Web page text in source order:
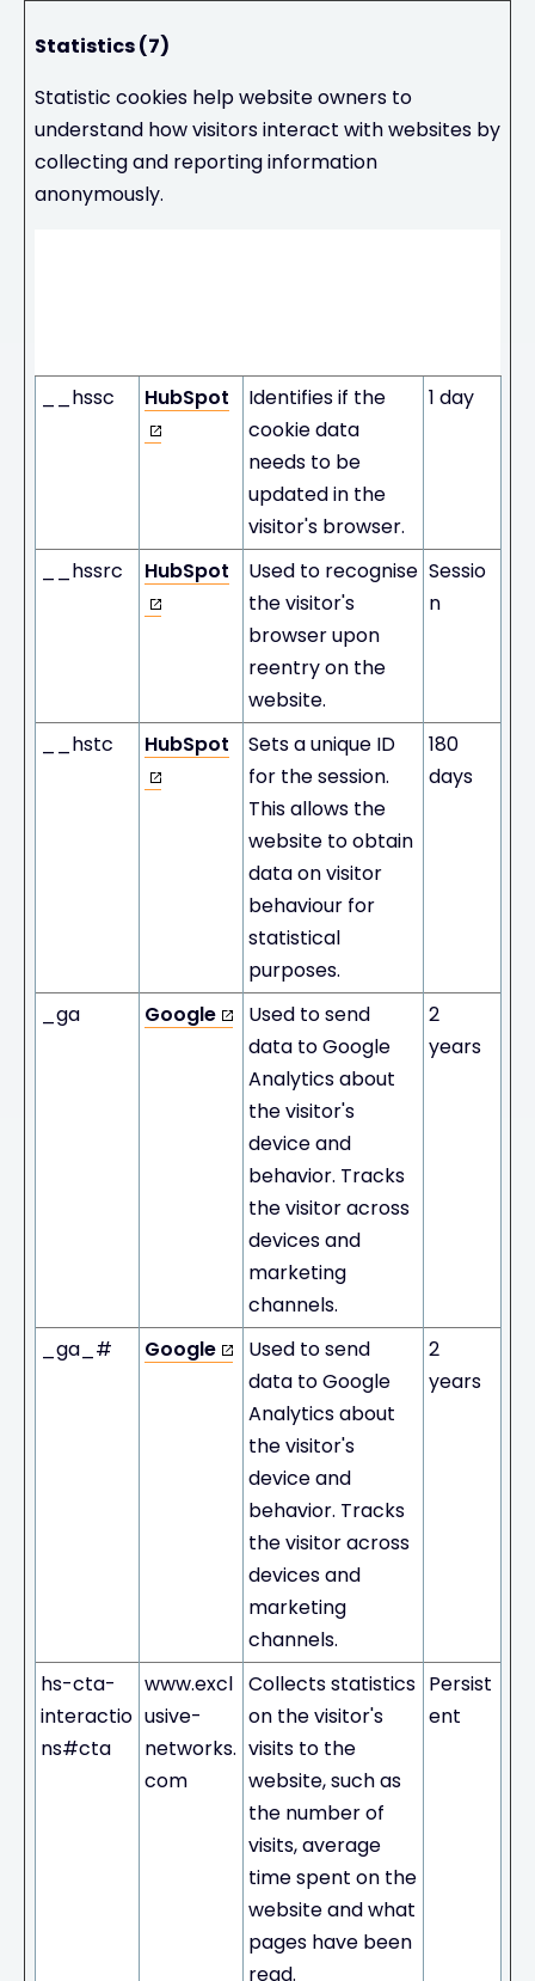
Statistics (7)
Statistic cookies help website owners to
understand how visitors interact with websites by
collecting and reporting information
anonymously.
__hssc
HubSpot
Identifies if the
cookie data
needs to be
updated in the
visitor's browser.
1 day
__hssrc HubSpot
Used to recognise
the visitor's
browser upon
reentry on the
website.
Sessio
n
__hstc HubSpot
Sets a unique ID
for the session.
This allows the
website to obtain
data on visitor
behaviour for
statistical
purposes.
180
days
_ga Google
Used to send
data to Google
Analytics about
the visitor's
device and
behavior. Tracks
the visitor across
devices and
marketing
channels.
2
years
_ga_# Google
Used to send
data to Google
Analytics about
the visitor's
device and
behavior. Tracks
the visitor across
devices and
marketing
channels.
2
years
hs-cta-
interactio
ns#cta
www.excl
usive-
networks.
com
Collects statistics
on the visitor's
visits to the
website, such as
the number of
visits, average
time spent on the
website and what
pages have been
read.
Persist
ent